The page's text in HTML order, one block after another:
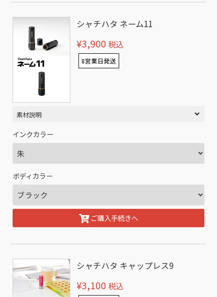
シャチハタ ネーム11
¥3,900 税込
8営業日発送
素材説明
インクカラー
ボディカラー
ご購入手続きへ
シャチハタ キャップレス9
¥3,100 税込